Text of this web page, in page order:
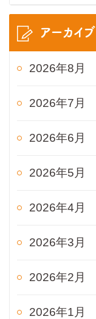
アーカイブ
2026年8月
2026年7月
2026年6月
2026年5月
2026年4月
2026年3月
2026年2月
2026年1月